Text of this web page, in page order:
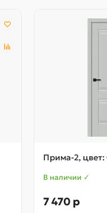
Прима-2, цвет:
В наличии ✓
7 470 р